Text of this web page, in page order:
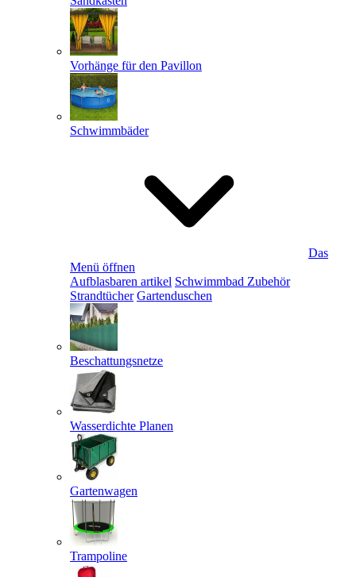
Vorhänge für den Pavillon
Schwimmbäder
Das
Menü öffnen
Aufblasbaren artikel Schwimmbad Zubehör
Strandtücher Gartenduschen
Beschattungsnetze
Wasserdichte Planen
Gartenwagen
Trampoline